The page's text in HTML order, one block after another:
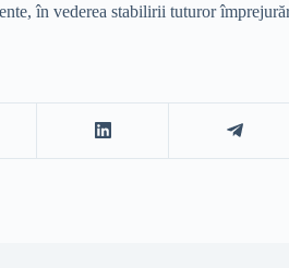
în vederea stabilirii tuturor